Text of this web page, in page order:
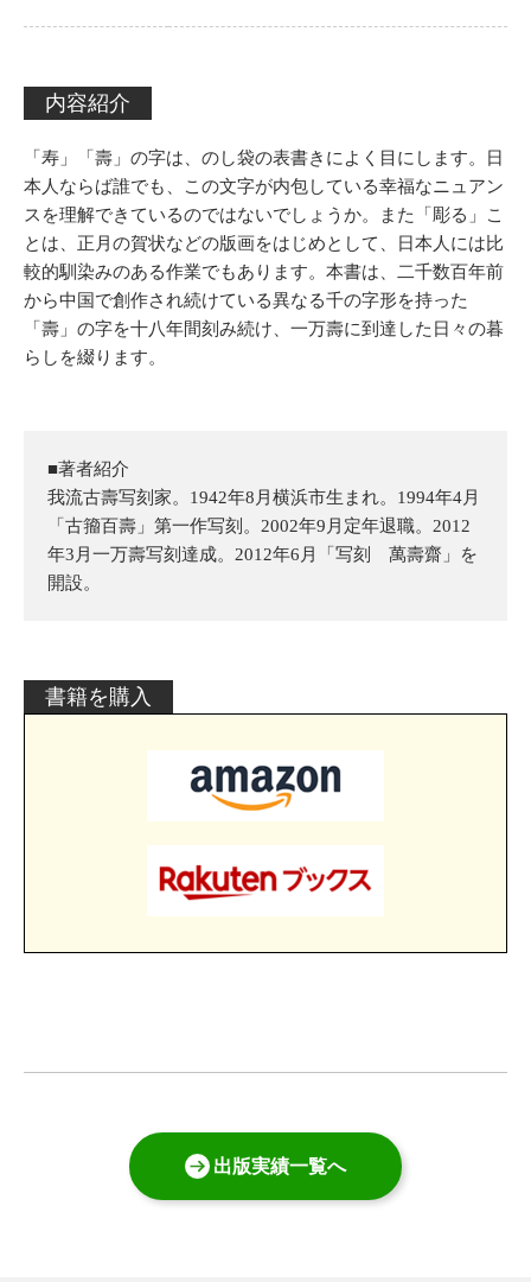
内容紹介
「寿」「壽」の字は、のし袋の表書きによく目にします。日
本人ならば誰でも、この文字が内包している幸福なニュアン
スを理解できているのではないでしょうか。また「彫る」こ
とは、正月の賀状などの版画をはじめとして、日本人には比
較的馴染みのある作業でもあります。本書は、二千数百年前
から中国で創作され続けている異なる千の字形を持った
「壽」の字を十八年間刻み続け、一万壽に到達した日々の暮
らしを綴ります。
■著者紹介
我流古壽写刻家。1942年8月横浜市生まれ。1994年4月
「古籀百壽」第一作写刻。2002年9月定年退職。2012
年3月一万壽写刻達成。2012年6月「写刻 萬壽齋」を
開設。
書籍を購入
出版実績一覧へ